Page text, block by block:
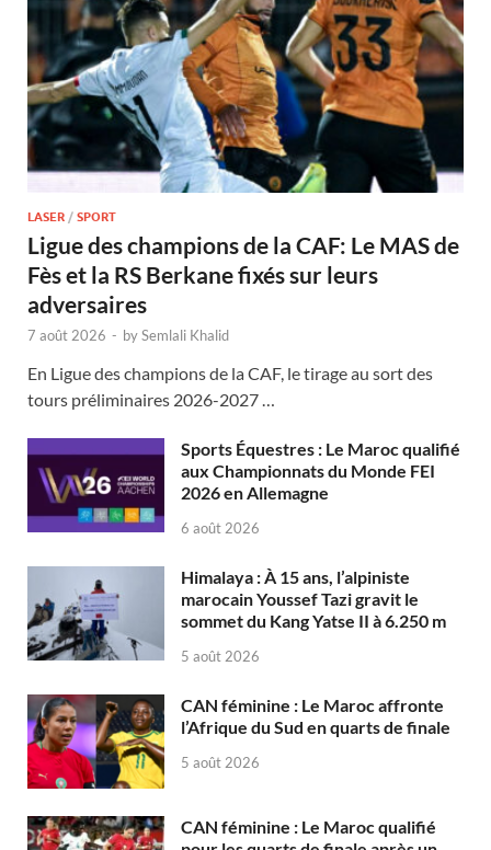
LASER / SPORT
Ligue des champions de la CAF: Le MAS de
Fès et la RS Berkane fixés sur leurs
adversaires
7 août 2026 - bySemlali Khalid
En Ligue des champions de la CAF, le tirage au sort des
tours préliminaires 2026-2027 …
Sports Équestres : Le Maroc qualifié
aux Championnats du Monde FEI
2026 en Allemagne
6 août 2026
Himalaya : À 15 ans, l’alpiniste
marocain Youssef Tazi gravit le
sommet du Kang Yatse II à 6.250 m
5 août 2026
CAN féminine : Le Maroc affronte
l’Afrique du Sud en quarts de finale
5 août 2026
CAN féminine : Le Maroc qualifié